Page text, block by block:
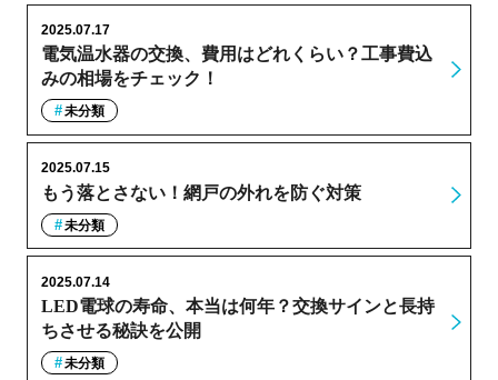
電気温水器の交換、費用はどれくらい？工事費込
みの相場をチェック！
2025.07.17
未分類
もう落とさない！網戸の外れを防ぐ対策
2025.07.15
未分類
LED電球の寿命、本当は何年？交換サインと長持
ちさせる秘訣を公開
2025.07.14
未分類